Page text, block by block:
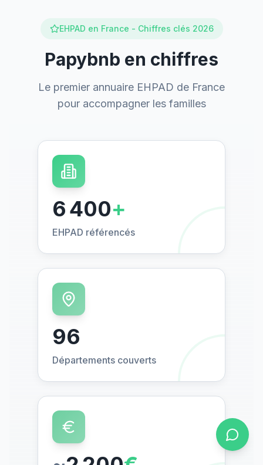
EHPAD en France - Chiffres clés 2026
Papybnb en chiffres
Le premier annuaire EHPAD de France
pour accompagner les familles
6 400+
EHPAD référencés
96
Départements couverts